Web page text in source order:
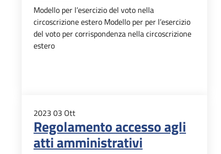
Modello per l’esercizio del voto nella
circoscrizione estero Modello per per l’esercizio
del voto per corrispondenza nella circoscrizione
estero
2023 03 Ott
Regolamento accesso agli
atti amministrativi